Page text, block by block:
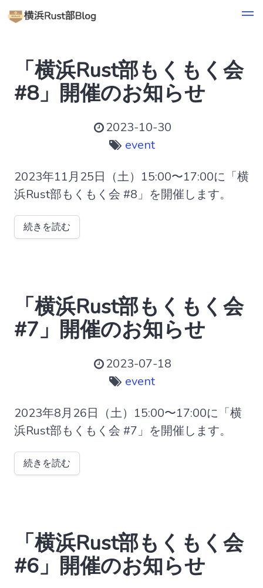
「横浜Rust部もくもく会
#8」開催のお知らせ
2023-10-30
event
2023年11月25日（土）15:00〜17:00に「横
浜Rust部もくもく会 #8」を開催します。
続きを読む
「横浜Rust部もくもく会
#7」開催のお知らせ
2023-07-18
event
2023年8月26日（土）15:00〜17:00に「横
浜Rust部もくもく会 #7」を開催します。
続きを読む
「横浜Rust部もくもく会
#6」開催のお知らせ